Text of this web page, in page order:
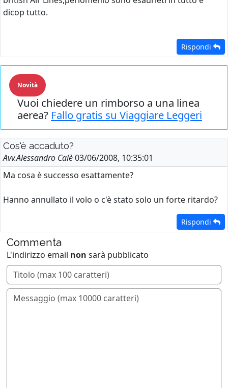
dicop tutto.
Rispondi
Novità
Vuoi chiedere un rimborso a una linea
aerea? Fallo gratis su Viaggiare Leggeri
Cos'è accaduto?
Avv.Alessandro Calè03/06/2008, 10:35:01
Ma cosa è successo esattamente?
Hanno annullato il volo o c'è stato solo un forte ritardo?
Rispondi
Commenta
L'indirizzo email non sarà pubblicato